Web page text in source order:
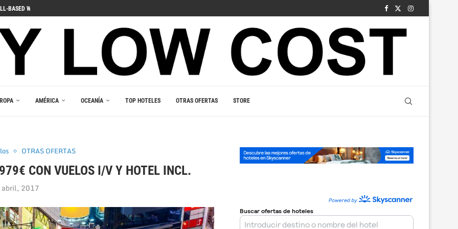
ПОГРУЖЕНИЯ В ИГРОВОЙ...
AMÉRICA OCEANÍA TOP HOTELES OTRAS OFERTAS STORE
OTRAS OFERTAS
CON VUELOS I/V Y HOTEL INCL.
2017